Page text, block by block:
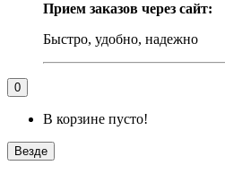
Прием заказов через сайт:
Быстро, удобно, надежно
0
В корзине пусто!
Везде